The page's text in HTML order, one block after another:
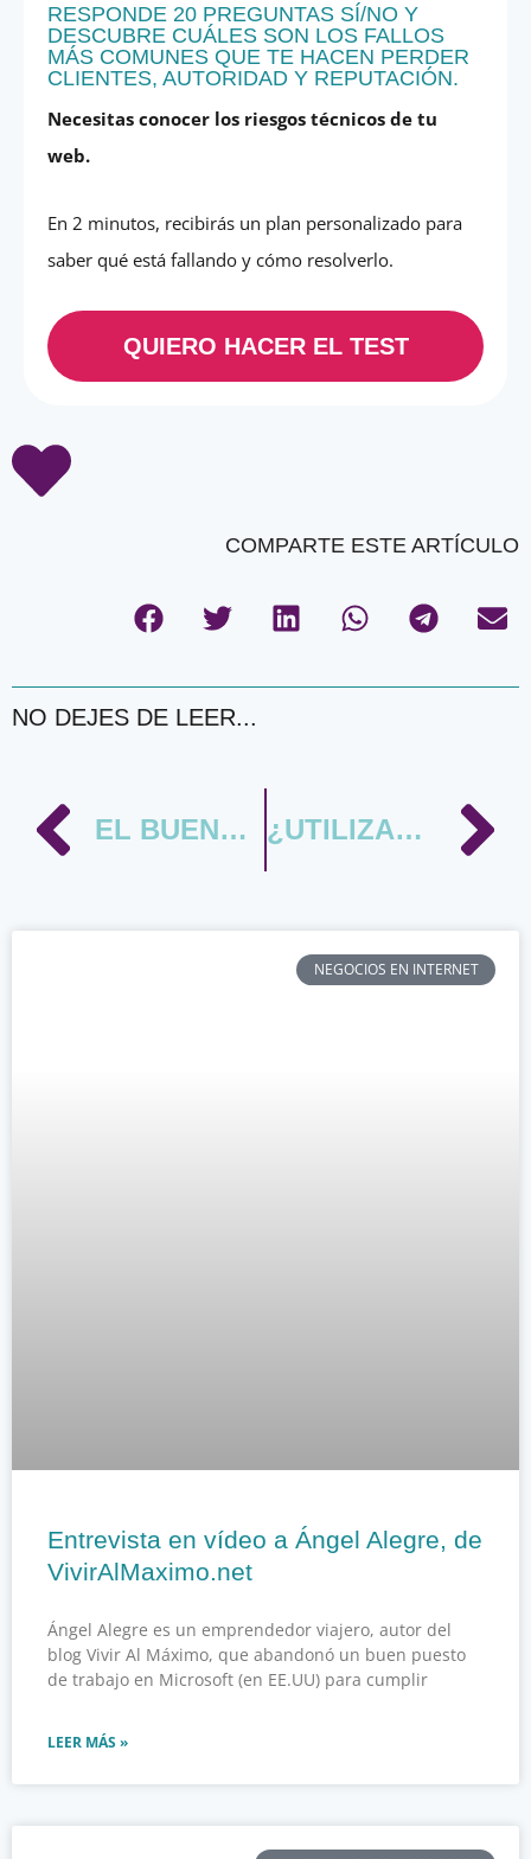
RESPONDE 20 PREGUNTAS SÍ/NO Y
DESCUBRE CUÁLES SON LOS FALLOS
MÁS COMUNES QUE TE HACEN PERDER
CLIENTES, AUTORIDAD Y REPUTACIÓN.
Necesitas conocer los riesgos técnicos de tu
web.
En 2 minutos, recibirás un plan personalizado para
saber qué está fallando y cómo resolverlo.
QUIERO HACER EL TEST
COMPARTE ESTE ARTÍCULO
NO DEJES DE LEER...
Ant EL BUENO, EL FEO Y EL MALO DEL MARKETING DE SERVICIOS… Y EL NUEVO ¿UTILIZAS EL HEMISFERIO DERECHO DEL CEREBRO EN TU NEGOCIO?
NEGOCIOS EN INTERNET
Entrevista en vídeo a Ángel Alegre, de
VivirAlMaximo.net
Ángel Alegre es un emprendedor viajero, autor del
blog Vivir Al Máximo, que abandonó un buen puesto
de trabajo en Microsoft (en EE.UU) para cumplir
LEER MÁS »